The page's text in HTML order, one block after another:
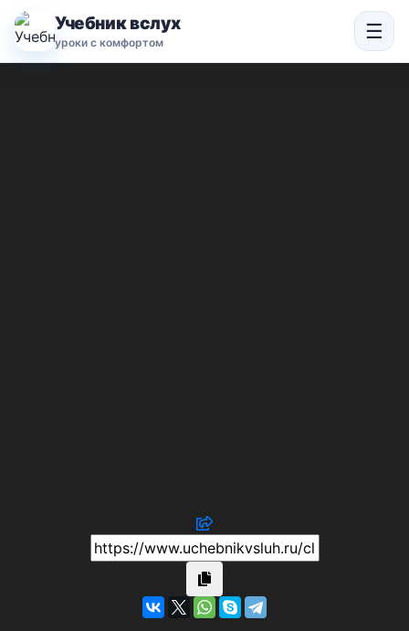
Учебник вслух
уроки с комфортом ☰